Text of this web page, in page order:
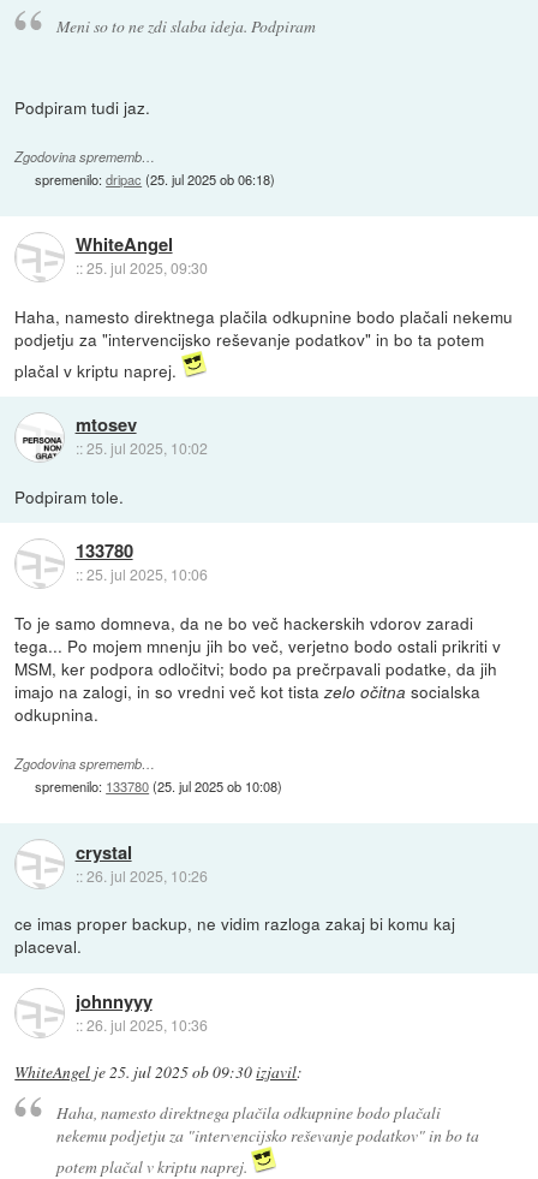
Meni so to ne zdi slaba ideja. Podpiram
Podpiram tudi jaz.
Zgodovina sprememb…
spremenilo:dripac (25. jul 2025 ob 06:18)
WhiteAngel
::25. jul 2025, 09:30
Haha, namesto direktnega plačila odkupnine bodo plačali nekemu
podjetju za "intervencijsko reševanje podatkov" in bo ta potem
plačal v kriptu naprej.
mtosev
::25. jul 2025, 10:02
Podpiram tole.
133780
::25. jul 2025, 10:06
To je samo domneva, da ne bo več hackerskih vdorov zaradi
tega... Po mojem mnenju jih bo več, verjetno bodo ostali prikriti v
MSM, ker podpora odločitvi; bodo pa prečrpavali podatke, da jih
imajo na zalogi, in so vredni več kot tistazelo očitna socialska
odkupnina.
Zgodovina sprememb…
spremenilo: 133780(25. jul 2025 ob 10:08)
crystal
::26. jul 2025, 10:26
ce imas proper backup, ne vidim razloga zakaj bi komu kaj
placeval.
johnnyyy
::26. jul 2025, 10:36
WhiteAngel je25. jul 2025 ob 09:30izjavil:
Haha, namesto direktnega plačila odkupnine bodo plačali
nekemu podjetju za "intervencijsko reševanje podatkov" in bo ta
potem plačal v kriptu naprej.